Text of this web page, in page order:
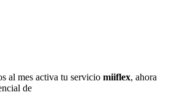
al mes activa tu servicio miiflex, ahora
de